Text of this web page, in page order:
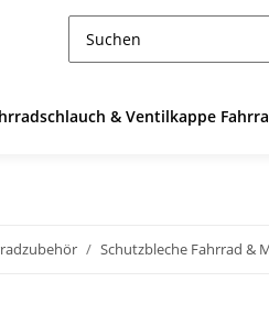
& Ventilkappe
Schutzbleche Fahrrad &